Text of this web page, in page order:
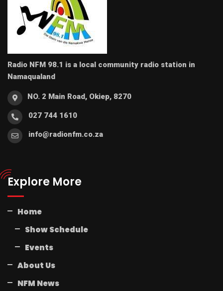
Radio NFM 98.1 is a local community radio station in
Namaqualand
NO. 2 Main Road, Okiep, 8270
027 744 1610
info@radionfm.co.za
Explore More
Home
Show Schedule
Events
About Us
NFM News